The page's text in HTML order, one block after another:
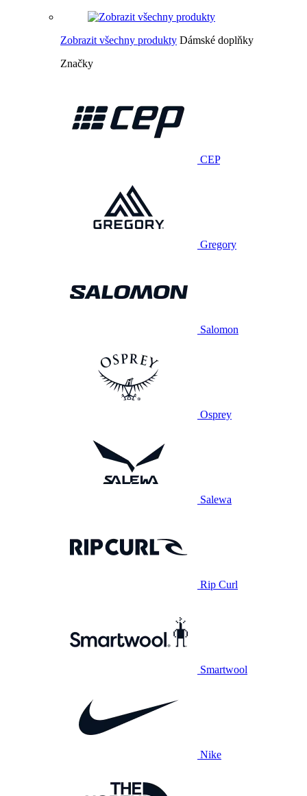
Zobrazit všechny produkty Dámské doplňky
Značky
CEP
Gregory
Salomon
Osprey
Salewa
Rip Curl
Smartwool
Nike